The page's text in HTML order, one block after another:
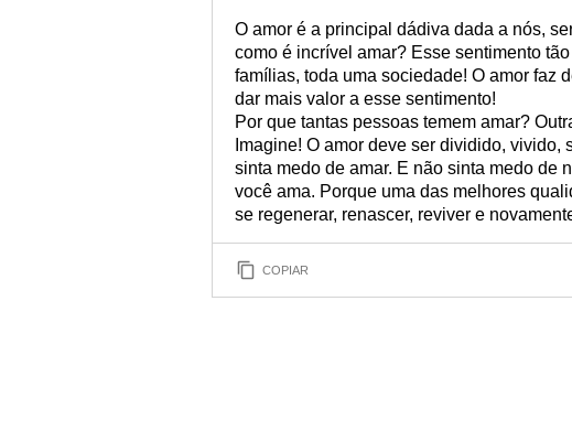
O amor é a principal dádiva dada a nós,
como é incrível amar? Esse sentimento
famílias, toda uma sociedade! O amor faz
dar mais valor a esse sentimento!
Por que tantas pessoas temem amar?
Imagine! O amor deve ser dividido,
sinta medo de amar. E não sinta medo de
você ama. Porque uma das melhores
se regenerar, renascer, reviver e
COPIAR